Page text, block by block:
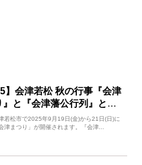
】会津若松 秋の行事『会津
』と『会津藩公行列』と
津に来て、見て、楽しも
若松市で2025年9月19日(金)から21日(日)に
津まつり」が開催されます。『会津...